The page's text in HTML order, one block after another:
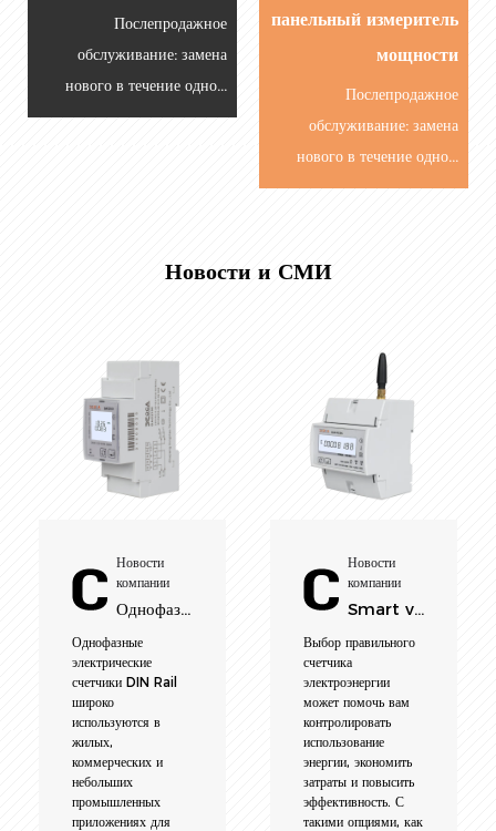
Послепродажное
обслуживание: замена
нового в течение одно...
панельный измеритель
мощности
Послепродажное
обслуживание: замена
нового в течение одно...
Новости и СМИ
Новости
компании
Однофазные рельсовые счетчики: установка, устранение неполад...
Однофазные
электрические
счетчики DIN Rail
широко
используются в
жилых,
коммерческих и
небольших
промышленных
приложениях для
Новости
компании
Smart vs. Digital vs. Best Home Electrity Meters: Полное рук...
Выбор правильного
счетчика
электроэнергии
может помочь вам
контролировать
использование
энергии, экономить
затраты и повысить
эффективность. С
такими опциями, как